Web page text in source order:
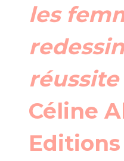
les
réussite
Céline